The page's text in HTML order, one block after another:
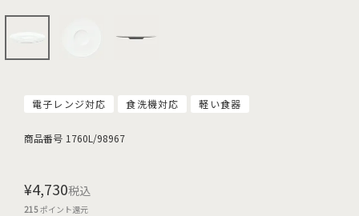
電子レンジ対応 食洗機対応 軽い食器
商品番号 1760L/98967
¥4,730税込
215ポイント還元